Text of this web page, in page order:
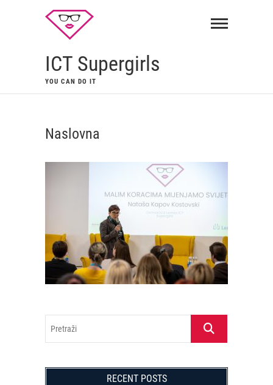
ICT Supergirls
YOU CAN DO IT
Naslovna
Pretraži
RECENT POSTS